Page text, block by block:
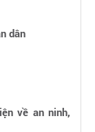
dân
về an ninh,